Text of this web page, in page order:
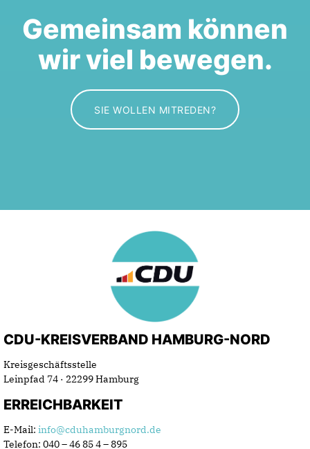
Gemeinsam können
wir viel bewegen.
SIE WOLLEN MITREDEN?
CDU-KREISVERBAND HAMBURG-NORD
Kreisgeschäftsstelle
Leinpfad 74 · 22299 Hamburg
ERREICHBARKEIT
E-Mail: info@cduhamburgnord.de
Telefon: 040 – 46 85 4 – 895